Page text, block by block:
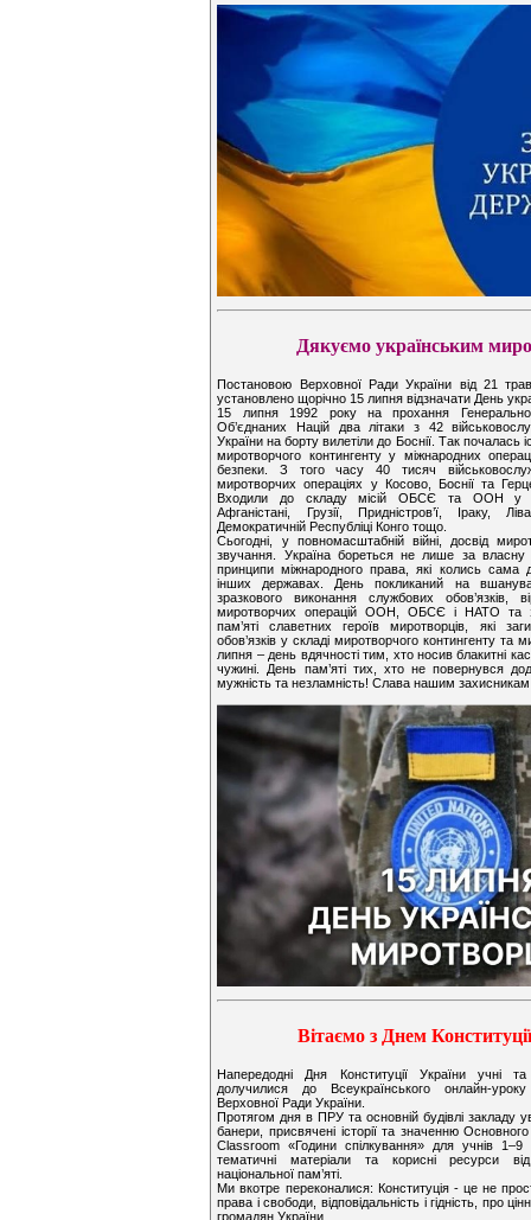
Дякуємо українським
Постановою Верховної Ради України від 21
установлено щорічно 15 липня відзначати День
15 липня 1992 року на прохання
Об’єднаних Націй два літаки з 42
України на борту вилетіли до Боснії. Так почалась
миротворчого контингенту у міжнародних
безпеки. З того часу 40 тисяч
миротворчих операціях у Косово, Боснії та
Входили до складу місій ОБСЄ та ООН у
Афганістані, Грузії, Придністров’ї, Іраку,
Демократичній Республіці Конго тощо.
Сьогодні, у повномасштабній війні, досвід
звучання. Україна бореться не лише за
принципи міжнародного права, які колись сама
інших державах. День покликаний на
зразкового виконання службових обов’язків,
миротворчих операцій ООН, ОБСЄ і НАТО та
пам’яті славетних героїв миротворців, які
обов’язків у складі миротворчого контингенту та
липня – день вдячності тим, хто носив блакитні
чужині. День пам’яті тих, хто не повернувся
мужність та незламність! Слава нашим
Вітаємо з Днем
Напередодні Дня Конституції України учні
долучилися до Всеукраїнського онлайн-
Верховної Ради України.
Протягом дня в ПРУ та основній будівлі закладу
банери, присвячені історії та значенню
Classroom «Години спілкування» для учнів 1–9
тематичні матеріали та корисні ресурси від
національної пам’яті.
Ми вкотре переконалися: Конституція - це не
права і свободи, відповідальність і гідність, про
громадян України.